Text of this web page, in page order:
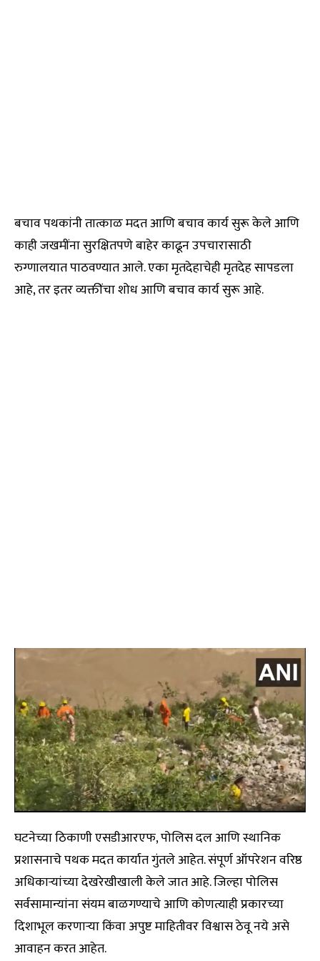
बचाव पथकांनी तात्काळ मदत आणि बचाव कार्य सुरू केले आणि
काही जखमींना सुरक्षितपणे बाहेर काढून उपचारासाठी
रुग्णालयात पाठवण्यात आले. एका मृतदेहाचेही मृतदेह सापडला
आहे, तर इतर व्यक्तींचा शोध आणि बचाव कार्य सुरू आहे.
घटनेच्या ठिकाणी एसडीआरएफ, पोलिस दल आणि स्थानिक
प्रशासनाचे पथक मदत कार्यात गुंतले आहेत. संपूर्ण ऑपरेशन वरिष्ठ
अधिकाऱ्यांच्या देखरेखीखाली केले जात आहे. जिल्हा पोलिस
सर्वसामान्यांना संयम बाळगण्याचे आणि कोणत्याही प्रकारच्या
दिशाभूल करणाऱ्या किंवा अपुष्ट माहितीवर विश्वास ठेवू नये असे
आवाहन करत आहेत.